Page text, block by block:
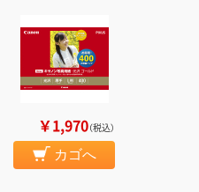
￥1,970（税込）
カゴへ